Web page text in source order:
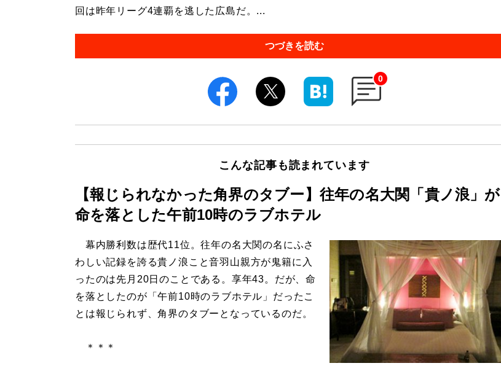
回は昨年リーグ4連覇を逃した広島だ。...
つづきを読む
0
こんな記事も読まれています
【報じられなかった角界のタブー】往年の名大関「貴ノ浪」が
命を落とした午前10時のラブホテル
幕内勝利数は歴代11位。往年の名大関の名にふさ
わしい記録を誇る貴ノ浪こと音羽山親方が鬼籍に入
ったのは先月20日のことである。享年43。だが、命
を落としたのが「午前10時のラブホテル」だったこ
とは報じられず、角界のタブーとなっているのだ。
＊＊＊